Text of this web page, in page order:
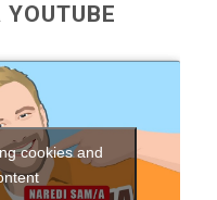
cookies and